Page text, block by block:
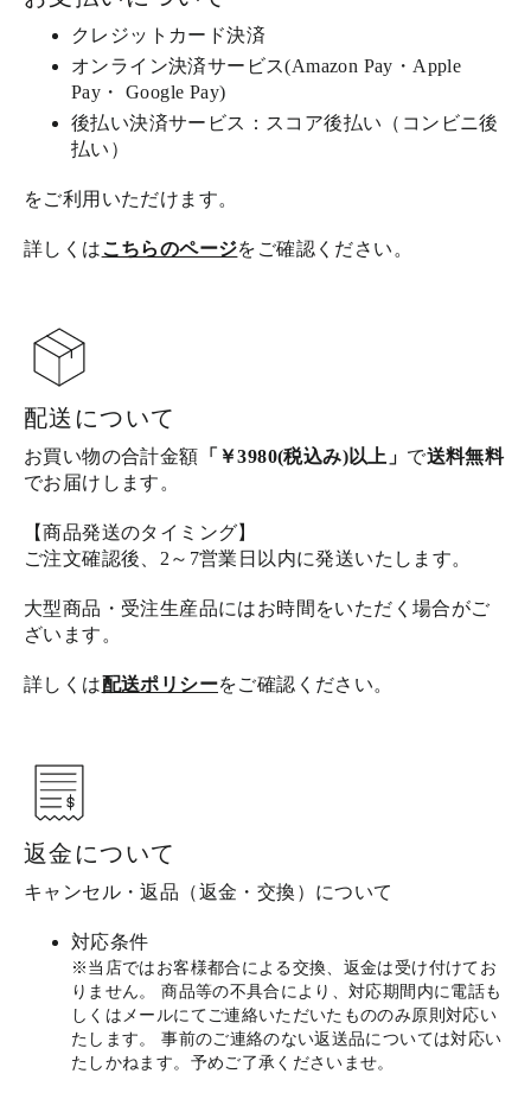
クレジットカード決済
オンライン決済サービス(Amazon Pay・Apple
Pay・ Google Pay)
後払い決済サービス：スコア後払い（コンビニ後
払い）
をご利用いただけます。
詳しくは こちらのページをご確認ください。
配送について
お買い物の合計金額 「￥3980(税込み)以上」 で送料無料
でお届けします。
【商品発送のタイミング】
ご注文確認後、2～7営業日以内に発送いたします。
大型商品・受注生産品にはお時間をいただく場合がご
ざいます。
詳しくは配送ポリシーをご確認ください。
返金について
キャンセル・返品（返金・交換）について
対応条件
※当店ではお客様都合による交換、返金は受け付けてお
りません。 商品等の不具合により、対応期間内に電話も
しくはメールにてご連絡いただいたもののみ原則対応い
たします。 事前のご連絡のない返送品については対応い
たしかねます。予めご了承くださいませ。